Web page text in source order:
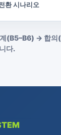
환 시나리오
(B5–B6) → 합의
다.